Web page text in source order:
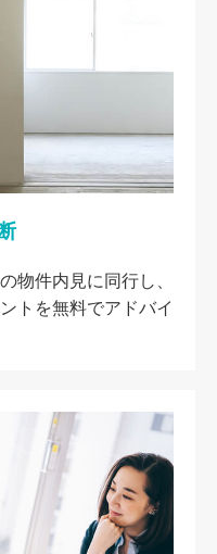
物件内見に同行し、
トを無料でアドバイ